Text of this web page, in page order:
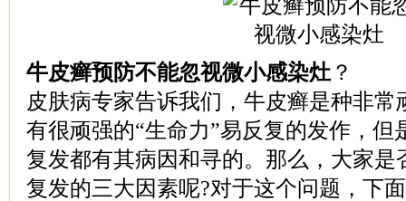
牛皮癣预防不能忽视微小感染灶 ？
皮肤病专家告诉我们，牛皮癣是种非常
有很顽强的“生命力”易反复的发作，但
复发都有其病因和寻的。那么，大家是
复发的三大因素呢?对于这个问题，下